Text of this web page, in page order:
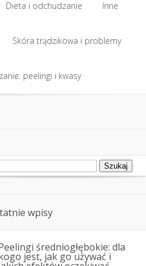
Dieta i odchudzanie
Dieta i odchudzanie
Inne
Inne
Skóra trądzikowa i problemy
Skóra trądzikowa i problemy
peelingi i kwasy
wpisy
średniogłębokie: dla
jest, jak go używać i